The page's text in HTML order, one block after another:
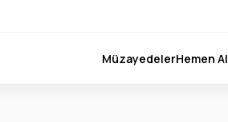
MüzayedelerHemen Al